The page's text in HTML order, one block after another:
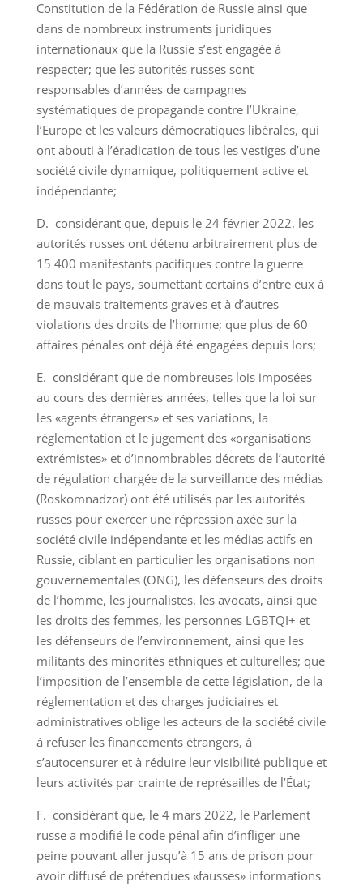
Constitution de la Fédération de Russie ainsi que
dans de nombreux instruments juridiques
internationaux que la Russie s’est engagée à
respecter; que les autorités russes sont
responsables d’années de campagnes
systématiques de propagande contre l’Ukraine,
l’Europe et les valeurs démocratiques libérales, qui
ont abouti à l’éradication de tous les vestiges d’une
société civile dynamique, politiquement active et
indépendante;
D. considérant que, depuis le 24 février 2022, les
autorités russes ont détenu arbitrairement plus de
15 400 manifestants pacifiques contre la guerre
dans tout le pays, soumettant certains d’entre eux à
de mauvais traitements graves et à d’autres
violations des droits de l’homme; que plus de 60
affaires pénales ont déjà été engagées depuis lors;
E. considérant que de nombreuses lois imposées
au cours des dernières années, telles que la loi sur
les «agents étrangers» et ses variations, la
réglementation et le jugement des «organisations
extrémistes» et d’innombrables décrets de l’autorité
de régulation chargée de la surveillance des médias
(Roskomnadzor) ont été utilisés par les autorités
russes pour exercer une répression axée sur la
société civile indépendante et les médias actifs en
Russie, ciblant en particulier les organisations non
gouvernementales (ONG), les défenseurs des droits
de l’homme, les journalistes, les avocats, ainsi que
les droits des femmes, les personnes LGBTQI+ et
les défenseurs de l’environnement, ainsi que les
militants des minorités ethniques et culturelles; que
l’imposition de l’ensemble de cette législation, de la
réglementation et des charges judiciaires et
administratives oblige les acteurs de la société civile
à refuser les financements étrangers, à
s’autocensurer et à réduire leur visibilité publique et
leurs activités par crainte de représailles de l’État;
F. considérant que, le 4 mars 2022, le Parlement
russe a modifié le code pénal afin d’infliger une
peine pouvant aller jusqu’à 15 ans de prison pour
avoir diffusé de prétendues «fausses» informations